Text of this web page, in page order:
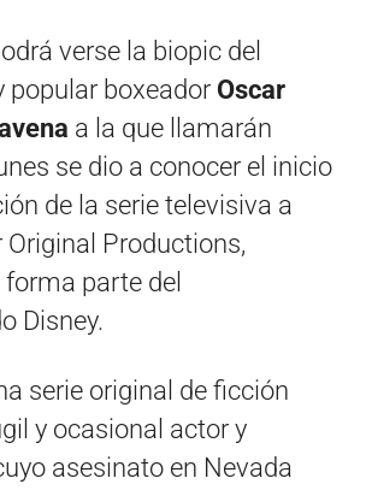
verse la biopic del
popular boxeador Oscar
a la que llamarán
se dio a conocer el inicio
de la serie televisiva a
Original Productions,
parte del
Disney.
serie original de ficción
y ocasional actor y
asesinato en Nevada